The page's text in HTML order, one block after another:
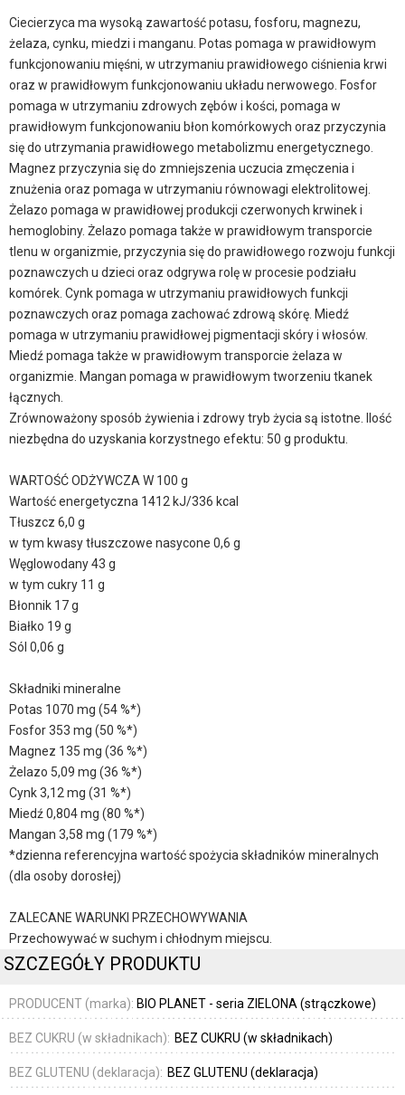
Ciecierzyca ma wysoką zawartość potasu, fosforu, magnezu,
żelaza, cynku, miedzi i manganu. Potas pomaga w prawidłowym
funkcjonowaniu mięśni, w utrzymaniu prawidłowego ciśnienia krwi
oraz w prawidłowym funkcjonowaniu układu nerwowego. Fosfor
pomaga w utrzymaniu zdrowych zębów i kości, pomaga w
prawidłowym funkcjonowaniu błon komórkowych oraz przyczynia
się do utrzymania prawidłowego metabolizmu energetycznego.
Magnez przyczynia się do zmniejszenia uczucia zmęczenia i
znużenia oraz pomaga w utrzymaniu równowagi elektrolitowej.
Żelazo pomaga w prawidłowej produkcji czerwonych krwinek i
hemoglobiny. Żelazo pomaga także w prawidłowym transporcie
tlenu w organizmie, przyczynia się do prawidłowego rozwoju funkcji
poznawczych u dzieci oraz odgrywa rolę w procesie podziału
komórek. Cynk pomaga w utrzymaniu prawidłowych funkcji
poznawczych oraz pomaga zachować zdrową skórę. Miedź
pomaga w utrzymaniu prawidłowej pigmentacji skóry i włosów.
Miedź pomaga także w prawidłowym transporcie żelaza w
organizmie. Mangan pomaga w prawidłowym tworzeniu tkanek
łącznych.
Zrównoważony sposób żywienia i zdrowy tryb życia są istotne. Ilość
niezbędna do uzyskania korzystnego efektu: 50 g produktu.
WARTOŚĆ ODŻYWCZA W 100 g
Wartość energetyczna 1412 kJ/336 kcal
Tłuszcz 6,0 g
w tym kwasy tłuszczowe nasycone 0,6 g
Węglowodany 43 g
w tym cukry 11 g
Błonnik 17 g
Białko 19 g
Sól 0,06 g
Składniki mineralne
Potas 1070 mg (54 %*)
Fosfor 353 mg (50 %*)
Magnez 135 mg (36 %*)
Żelazo 5,09 mg (36 %*)
Cynk 3,12 mg (31 %*)
Miedź 0,804 mg (80 %*)
Mangan 3,58 mg (179 %*)
*dzienna referencyjna wartość spożycia składników mineralnych
(dla osoby dorosłej)
ZALECANE WARUNKI PRZECHOWYWANIA
Przechowywać w suchym i chłodnym miejscu.
SZCZEGÓŁY PRODUKTU
PRODUCENT (marka): BIO PLANET - seria ZIELONA (strączkowe)
BEZ CUKRU (w składnikach): BEZ CUKRU (w składnikach)
BEZ GLUTENU (deklaracja): BEZ GLUTENU (deklaracja)